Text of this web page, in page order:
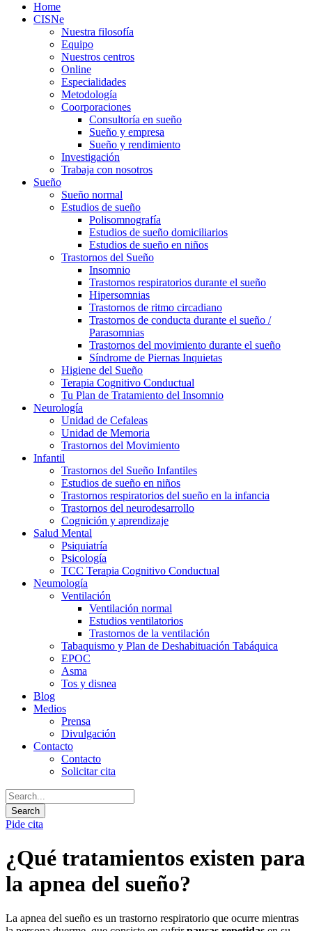
Home
CISNe
Nuestra filosofía
Equipo
Nuestros centros
Online
Especialidades
Metodología
Coorporaciones
Consultoría en sueño
Sueño y empresa
Sueño y rendimiento
Investigación
Trabaja con nosotros
Sueño
Sueño normal
Estudios de sueño
Polisomnografía
Estudios de sueño domiciliarios
Estudios de sueño en niños
Trastornos del Sueño
Insomnio
Trastornos respiratorios durante el sueño
Hipersomnias
Trastornos de ritmo circadiano
Trastornos de conducta durante el sueño /
Parasomnias
Trastornos del movimiento durante el sueño
Síndrome de Piernas Inquietas
Higiene del Sueño
Terapia Cognitivo Conductual
Tu Plan de Tratamiento del Insomnio
Neurología
Unidad de Cefaleas
Unidad de Memoria
Trastornos del Movimiento
Infantil
Trastornos del Sueño Infantiles
Estudios de sueño en niños
Trastornos respiratorios del sueño en la infancia
Trastornos del neurodesarrollo
Cognición y aprendizaje
Salud Mental
Psiquiatría
Psicología
TCC Terapia Cognitivo Conductual
Neumología
Ventilación
Ventilación normal
Estudios ventilatorios
Trastornos de la ventilación
Tabaquismo y Plan de Deshabituación Tabáquica
EPOC
Asma
Tos y disnea
Blog
Medios
Prensa
Divulgación
Contacto
Contacto
Solicitar cita
Pide cita
¿Qué tratamientos existen para
la apnea del sueño?
La apnea del sueño es un trastorno respiratorio que ocurre mientras